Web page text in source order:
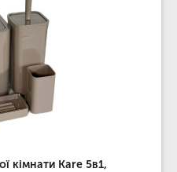
кімнати Kare 5в1,